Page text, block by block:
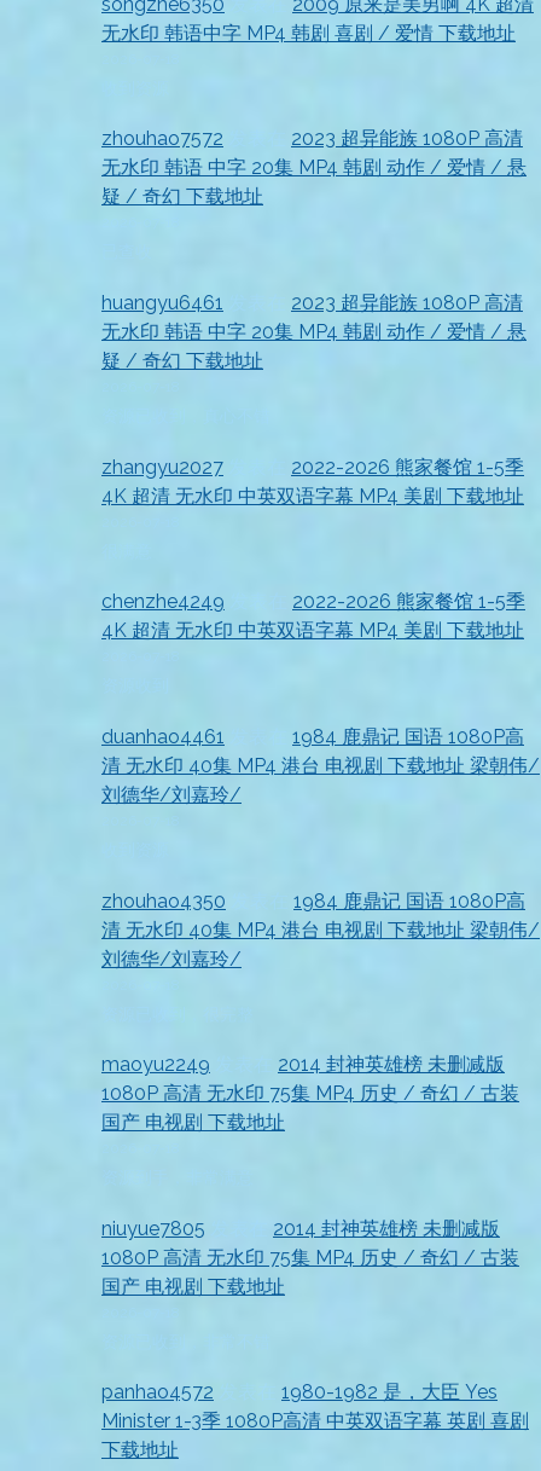
无水印 韩语中字 MP4 韩剧 喜剧 / 爱情 下载地址
zhouhao7572
2023 超异能族 1080P 高清
无水印 韩语 中字 20集 MP4 韩剧 动作 / 爱情 / 悬
疑 / 奇幻 下载地址
huangyu6461
2023 超异能族 1080P 高清
无水印 韩语 中字 20集 MP4 韩剧 动作 / 爱情 / 悬
疑 / 奇幻 下载地址
zhangyu2027
2022-2026 熊家餐馆 1-5季
4K 超清 无水印 中英双语字幕 MP4 美剧 下载地址
chenzhe4249
2022-2026 熊家餐馆 1-5季
4K 超清 无水印 中英双语字幕 MP4 美剧 下载地址
duanhao4461
1984 鹿鼎记 国语 1080P高
清 无水印 40集 MP4 港台 电视剧 下载地址 梁朝伟/
刘德华/刘嘉玲/
zhouhao4350
1984 鹿鼎记 国语 1080P高
清 无水印 40集 MP4 港台 电视剧 下载地址 梁朝伟/
刘德华/刘嘉玲/
maoyu2249
2014 封神英雄榜 未删减版
1080P 高清 无水印 75集 MP4 历史 / 奇幻 / 古装
国产 电视剧 下载地址
niuyue7805
2014 封神英雄榜 未删减版
1080P 高清 无水印 75集 MP4 历史 / 奇幻 / 古装
国产 电视剧 下载地址
panhao4572
1980-1982 是，大臣 Yes
Minister 1-3季 1080P高清 中英双语字幕 英剧 喜剧
下载地址